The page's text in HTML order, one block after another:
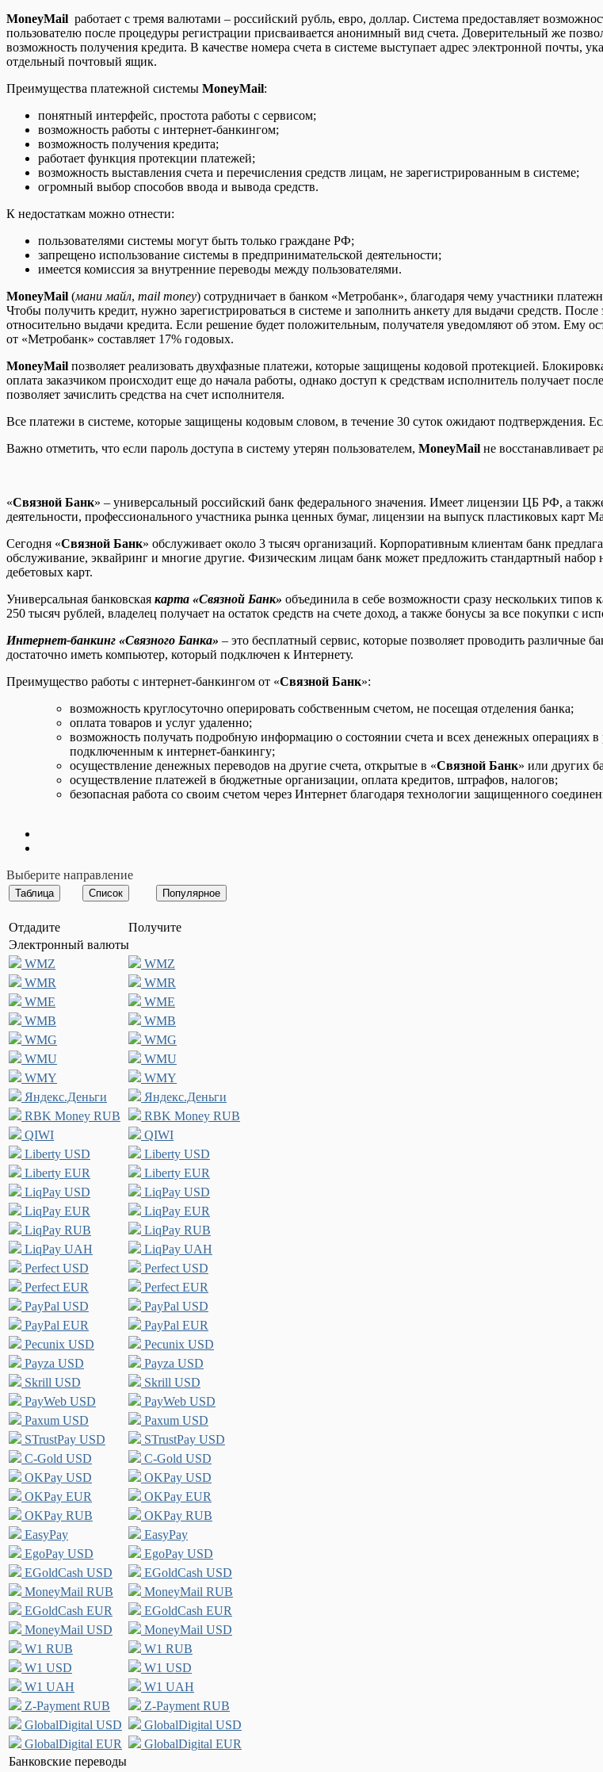
MoneyMail работает с тремя валютами – российский рубль, евро, доллар. Система предоставляет
пользователю после процедуры регистрации присваивается анонимный вид счета. Доверительный же
возможность получения кредита. В качестве номера счета в системе выступает адрес электронной почты,
отдельный почтовый ящик.
Преимущества платежной системы MoneyMail:
понятный интерфейс, простота работы с сервисом;
возможность работы с интернет-банкингом;
возможность получения кредита;
работает функция протекции платежей;
возможность выставления счета и перечисления средств лицам, не зарегистрированным в системе;
огромный выбор способов ввода и вывода средств.
К недостаткам можно отнести:
пользователями системы могут быть только граждане РФ;
запрещено использование системы в предпринимательской деятельности;
имеется комиссия за внутренние переводы между пользователями.
MoneyMail (мани майл, mail money) сотрудничает в банком «Метробанк», благодаря чему участники
Чтобы получить кредит, нужно зарегистрироваться в системе и заполнить анкету для выдачи средств.
относительно выдачи кредита. Если решение будет положительным, получателя уведомляют об этом. Ему
от «Метробанк» составляет 17% годовых.
MoneyMail позволяет реализовать двухфазные платежи, которые защищены кодовой протекцией.
оплата заказчиком происходит еще до начала работы, однако доступ к средствам исполнитель получает
позволяет зачислить средства на счет исполнителя.
Все платежи в системе, которые защищены кодовым словом, в течение 30 суток ожидают подтверждения.
Важно отметить, что если пароль доступа в систему утерян пользователем, MoneyMail не восстанавливает
«Связной Банк» – универсальный российский банк федерального значения. Имеет лицензии ЦБ РФ, а
деятельности, профессионального участника рынка ценных бумаг, лицензии на выпуск пластиковых карт
Сегодня «Связной Банк» обслуживает около 3 тысяч организаций. Корпоративным клиентам банк
обслуживание, эквайринг и многие другие. Физическим лицам банк может предложить стандартный
дебетовых карт.
Универсальная банковская карта «Связной Банк» объединила в себе возможности сразу нескольких
250 тысяч рублей, владелец получает на остаток средств на счете доход, а также бонусы за все покупки с
Интернет-банкинг «Связного Банка» – это бесплатный сервис, которые позволяет проводить различные
достаточно иметь компьютер, который подключен к Интернету.
Преимущество работы с интернет-банкингом от «Связной Банк»:
возможность круглосуточно оперировать собственным счетом, не посещая отделения банка;
оплата товаров и услуг удаленно;
возможность получать подробную информацию о состоянии счета и всех денежных операциях
подключенным к интернет-банкингу;
осуществление денежных переводов на другие счета, открытые в «Связной Банк» или других
осуществление платежей в бюджетные организации, оплата кредитов, штрафов, налогов;
безопасная работа со своим счетом через Интернет благодаря технологии защищенного
Выберите направление
Отдадите
Получите
Электронный валюты
WMZ
WMZ
WMR
WMR
WME
WME
WMB
WMB
WMG
WMG
WMU
WMU
WMY
WMY
Яндекс.Деньги
Яндекс.Деньги
RBK Money RUB
RBK Money RUB
QIWI
QIWI
Liberty USD
Liberty USD
Liberty EUR
Liberty EUR
LiqPay USD
LiqPay USD
LiqPay EUR
LiqPay EUR
LiqPay RUB
LiqPay RUB
LiqPay UAH
LiqPay UAH
Perfect USD
Perfect USD
Perfect EUR
Perfect EUR
PayPal USD
PayPal USD
PayPal EUR
PayPal EUR
Pecunix USD
Pecunix USD
Payza USD
Payza USD
Skrill USD
Skrill USD
PayWeb USD
PayWeb USD
Paxum USD
Paxum USD
STrustPay USD
STrustPay USD
C-Gold USD
C-Gold USD
OKPay USD
OKPay USD
OKPay EUR
OKPay EUR
OKPay RUB
OKPay RUB
EasyPay
EasyPay
EgoPay USD
EgoPay USD
EGoldCash USD
EGoldCash USD
MoneyMail RUB
MoneyMail RUB
EGoldCash EUR
EGoldCash EUR
MoneyMail USD
MoneyMail USD
W1 RUB
W1 RUB
W1 USD
W1 USD
W1 UAH
W1 UAH
Z-Payment RUB
Z-Payment RUB
GlobalDigital USD
GlobalDigital USD
GlobalDigital EUR
GlobalDigital EUR
Банковские переводы